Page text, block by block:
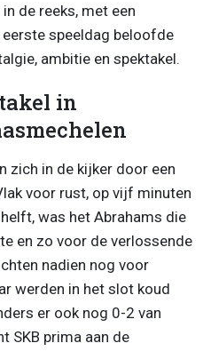
de reeks, met een
eerste speeldag beloofde
ambitie en spektakel.
in
zich in de kijker door een
voor rust, op vijf minuten
was het Abrahams die
en zo voor de verlossende
nadien nog voor
werden in het slot koud
er ook nog 0-2 van
SKB prima aan de